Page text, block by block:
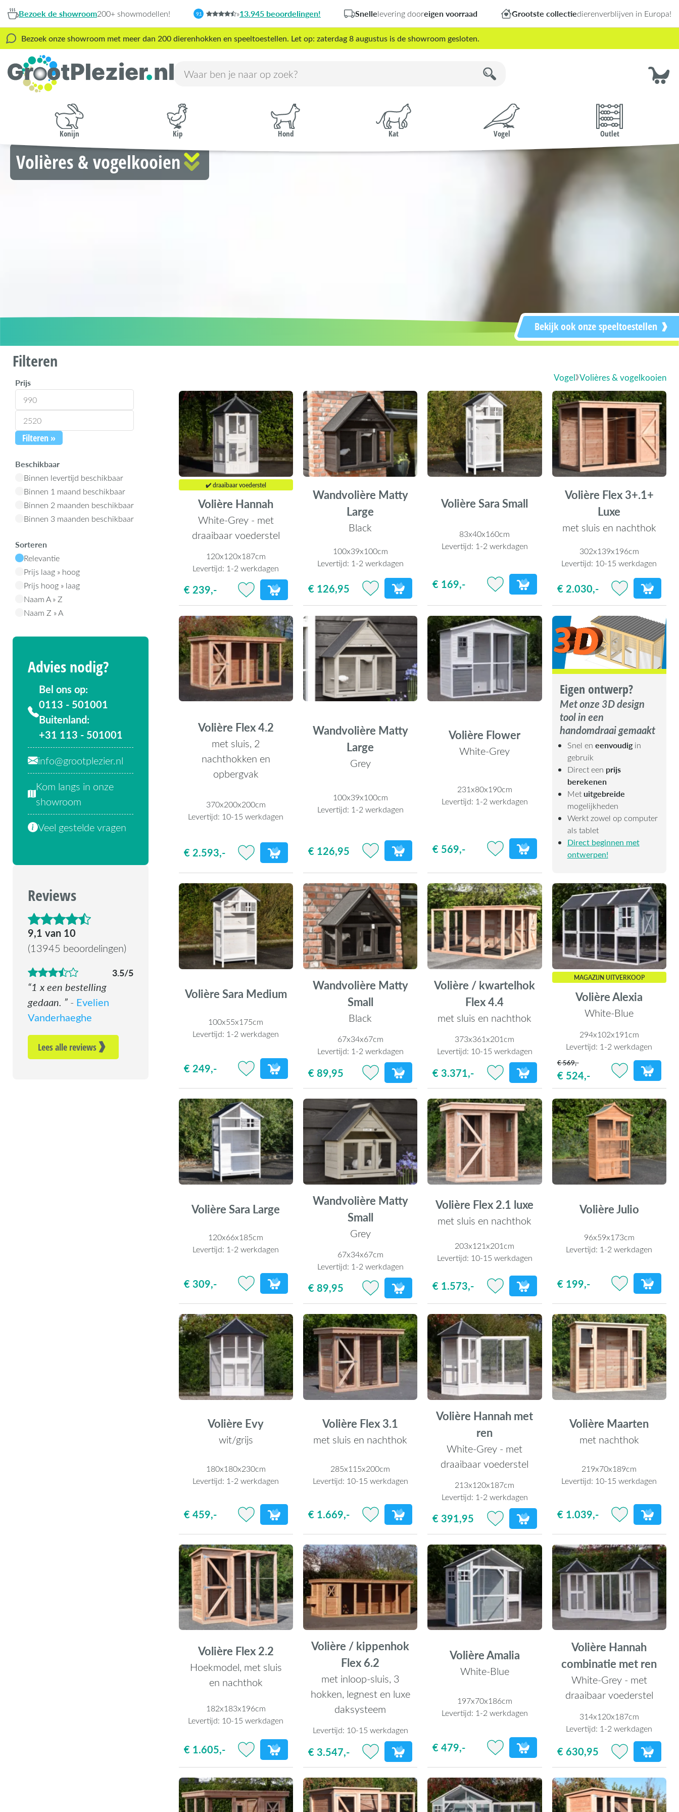
Bezoek de showroom200+ showmodellen! 9,1 »13.945 beoordelingen! Snellelevering dooreigen voorraad Grootste collectiedierenverblijven in Europa!
Bezoek onze showroom met meer dan 200 dierenhokken en speeltoestellen. Let op: zaterdag 8 augustus is de showroom gesloten.
Konijn Kip Hond Kat Vogel Outlet
Volières & vogelkooien
Bekijk ook onze speeltoestellen
Filteren
Prijs
Filteren »
Beschikbaar
Binnen levertijd beschikbaar
Binnen 1 maand beschikbaar
Binnen 2 maanden beschikbaar
Binnen 3 maanden beschikbaar
Sorteren
Relevantie
Prijs laag » hoog
Prijs hoog » laag
Naam A » Z
Naam Z » A
Advies nodig?
Bel ons op:
0113 - 501001
Buitenland:
+31 113 - 501001
info@grootplezier.nl
Kom langs in onze
showroom
Veel gestelde vragen
Reviews
4.6 van de 5 sterren
9,1 van 10
(13945 beoordelingen)
3.5/5
1 x een bestelling
gedaan.
- Evelien
Vanderhaeghe
Lees alle reviews
Vogel Volières & vogelkooien
✔️ draaibaar voederstel
Volière Hannah
White-Grey - met
draaibaar voederstel
120x120x187cm
Levertijd: 1-2 werkdagen
€ 239,-
Wandvolière Matty
Large
Black
100x39x100cm
Levertijd: 1-2 werkdagen
€ 126,95
Volière Sara Small
83x40x160cm
Levertijd: 1-2 werkdagen
€ 169,-
Volière Flex 3+.1+
Luxe
met sluis en nachthok
302x139x196cm
Levertijd: 10-15 werkdagen
€ 2.030,-
Volière Flex 4.2
met sluis, 2
nachthokken en
opbergvak
370x200x200cm
Levertijd: 10-15 werkdagen
€ 2.593,-
Wandvolière Matty
Large
Grey
100x39x100cm
Levertijd: 1-2 werkdagen
€ 126,95
Volière Flower
White-Grey
231x80x190cm
Levertijd: 1-2 werkdagen
€ 569,-
Eigen ontwerp?
Met onze 3D design
tool in een
handomdraai gemaakt
Snel en eenvoudigin
gebruik
Direct een prijs
berekenen
Met uitgebreide
mogelijkheden
Werkt zowel op computer
als tablet
Direct beginnen met
ontwerpen!
Volière Sara Medium
100x55x175cm
Levertijd: 1-2 werkdagen
€ 249,-
Wandvolière Matty
Small
Black
67x34x67cm
Levertijd: 1-2 werkdagen
€ 89,95
Volière / kwartelhok
Flex 4.4
met sluis en nachthok
373x361x201cm
Levertijd: 10-15 werkdagen
€ 3.371,-
MAGAZIJN UITVERKOOP
Volière Alexia
White-Blue
294x102x191cm
Levertijd: 1-2 werkdagen
€ 569,-
€ 524,-
Volière Sara Large
120x66x185cm
Levertijd: 1-2 werkdagen
€ 309,-
Wandvolière Matty
Small
Grey
67x34x67cm
Levertijd: 1-2 werkdagen
€ 89,95
Volière Flex 2.1 luxe
met sluis en nachthok
203x121x201cm
Levertijd: 10-15 werkdagen
€ 1.573,-
Volière Julio
96x59x173cm
Levertijd: 1-2 werkdagen
€ 199,-
Volière Evy
wit/grijs
180x180x230cm
Levertijd: 1-2 werkdagen
€ 459,-
Volière Flex 3.1
met sluis en nachthok
285x115x200cm
Levertijd: 10-15 werkdagen
€ 1.669,-
Volière Hannah met
ren
White-Grey - met
draaibaar voederstel
213x120x187cm
Levertijd: 1-2 werkdagen
€ 391,95
Volière Maarten
met nachthok
219x70x189cm
Levertijd: 10-15 werkdagen
€ 1.039,-
Volière Flex 2.2
Hoekmodel, met sluis
en nachthok
182x183x196cm
Levertijd: 10-15 werkdagen
€ 1.605,-
Volière / kippenhok
Flex 6.2
met inloop-sluis, 3
hokken, legnest en luxe
daksysteem
Levertijd: 10-15 werkdagen
€ 3.547,-
Volière Amalia
White-Blue
197x70x186cm
Levertijd: 1-2 werkdagen
€ 479,-
Volière Hannah
combinatie met ren
White-Grey - met
draaibaar voederstel
314x120x187cm
Levertijd: 1-2 werkdagen
€ 630,95